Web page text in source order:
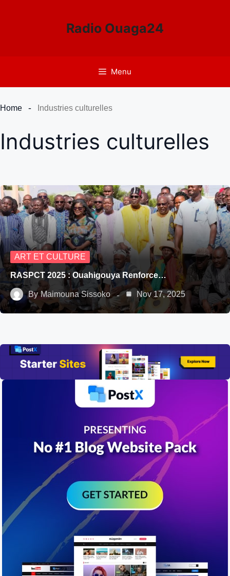
Radio Ouaga24
Menu
Home Industries culturelles
Industries culturelles
ART ET CULTURE
RASPCT 2025 : Ouahigouya Renforce…
By Maimouna Sissoko Nov 17, 2025